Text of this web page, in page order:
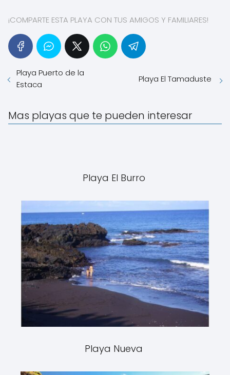
¡COMPARTE ESTA PLAYA CON TUS AMIGOS Y FAMILIARES!
Playa Puerto de la
Estaca
Playa El Tamaduste
Mas playas que te pueden interesar
Playa El Burro
Playa Nueva